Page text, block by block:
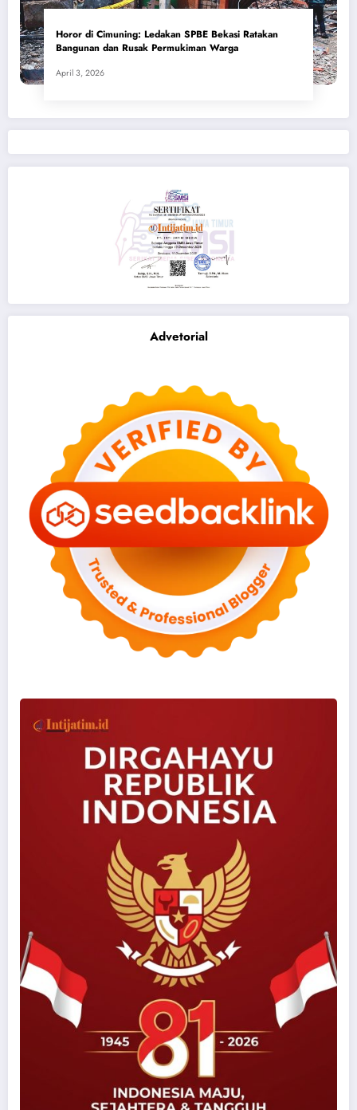
Horor di Cimuning: Ledakan SPBE Bekasi Ratakan
Bangunan dan Rusak Permukiman Warga
April 3, 2026
Advetorial